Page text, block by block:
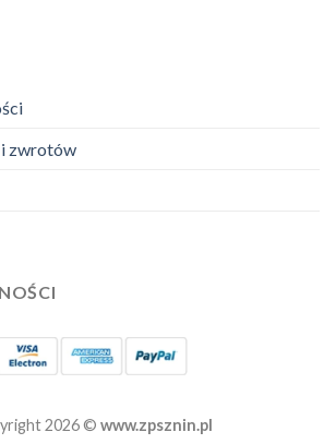
zwrotów
2026 © www.zpsznin.pl